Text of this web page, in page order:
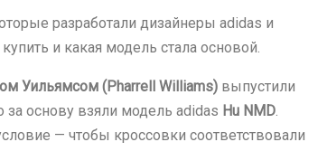
разработали дизайнеры adidas и
и какая модель стала основой.
Уильямсом (Pharrell Williams) выпустили
основу взяли модель adidas Hu NMD.
— чтобы кроссовки соответствовали